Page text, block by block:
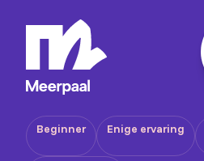
Beginner Enige ervaring